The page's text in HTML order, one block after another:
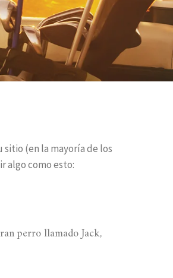
sitio (en la mayoría de los
algo como esto:
perro llamado Jack,